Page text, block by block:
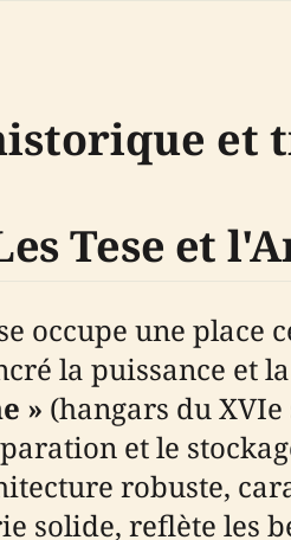
et
Tese et
occupe une
la puissance et
» (hangars du
et le
robuste,
solide, reflète les